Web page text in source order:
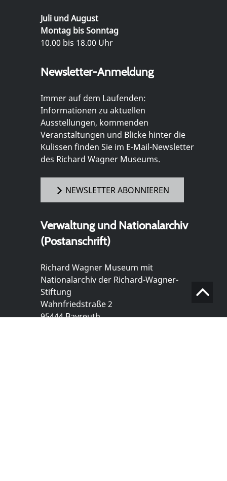
Juli und August
Montag bis Sonntag
10.00 bis 18.00 Uhr
Newsletter-Anmeldung
Immer auf dem Laufenden:
Informationen zu aktuellen
Ausstellungen, kommenden
Veranstaltungen und Blicke hinter die
Kulissen finden Sie im E-Mail-Newsletter
des Richard Wagner Museums.
NEWSLETTER ABONNIEREN
Verwaltung und Nationalarchiv
(Postanschrift)
Richard Wagner Museum mit
Nationalarchiv der Richard-Wagner-
Stiftung
Wahnfriedstraße 2
95444 Bayreuth